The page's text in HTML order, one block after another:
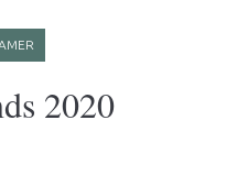
2020